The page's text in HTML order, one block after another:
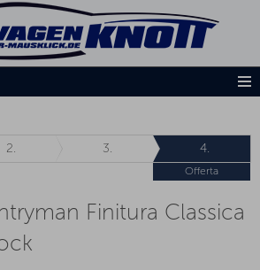
2. 3. 4.
Offerta
Finitura Classica